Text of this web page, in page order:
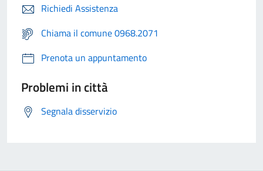
Richiedi Assistenza
Chiama il comune 0968.2071
Prenota un appuntamento
Problemi in città
Segnala disservizio